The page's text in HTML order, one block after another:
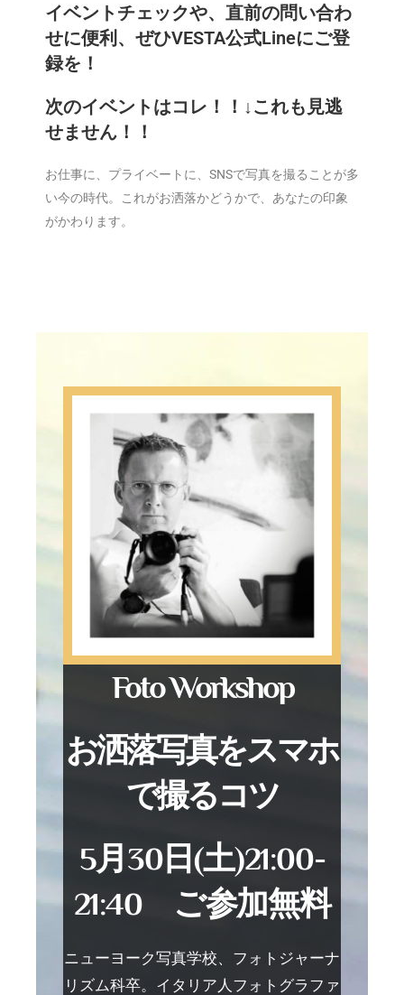
イベントチェックや、直前の問い合わ
せに便利、ぜひVESTA公式Lineにご登
録を！
次のイベントはコレ！！↓これも見逃
せません！！
お仕事に、プライベートに、SNSで写真を撮ることが多
い今の時代。これがお洒落かどうかで、あなたの印象
がかわります。
Foto Workshop
お洒落写真をスマホ
で撮るコツ
5月30日(土)21:00-
21:40 ご参加無料
ニューヨーク写真学校、フォトジャーナ
リズム科卒。イタリア人フォトグラファ